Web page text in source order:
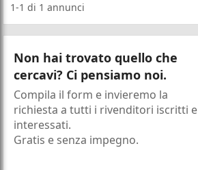
1-1 di 1annunci
Non hai trovato quello che
cercavi? Ci pensiamo noi.
Compila il form e invieremo la
richiesta a tutti i rivenditori iscritti e
interessati.
Gratis e senza impegno.